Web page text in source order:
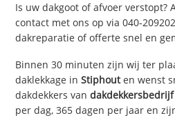
Is uw dakgoot of afvoer verstopt?
contact met ons op via 040-
dakreparatie of offerte snel en
Binnen 30 minuten zijn wij ter
daklekkage inStiphouten wenst
dakdekkers van
per dag, 365 dagen per jaar en